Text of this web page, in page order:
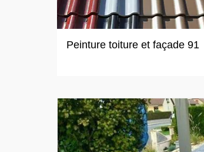
Peinture toiture et façade 91